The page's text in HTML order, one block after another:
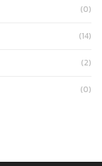
(0)
(14)
(2)
(0)